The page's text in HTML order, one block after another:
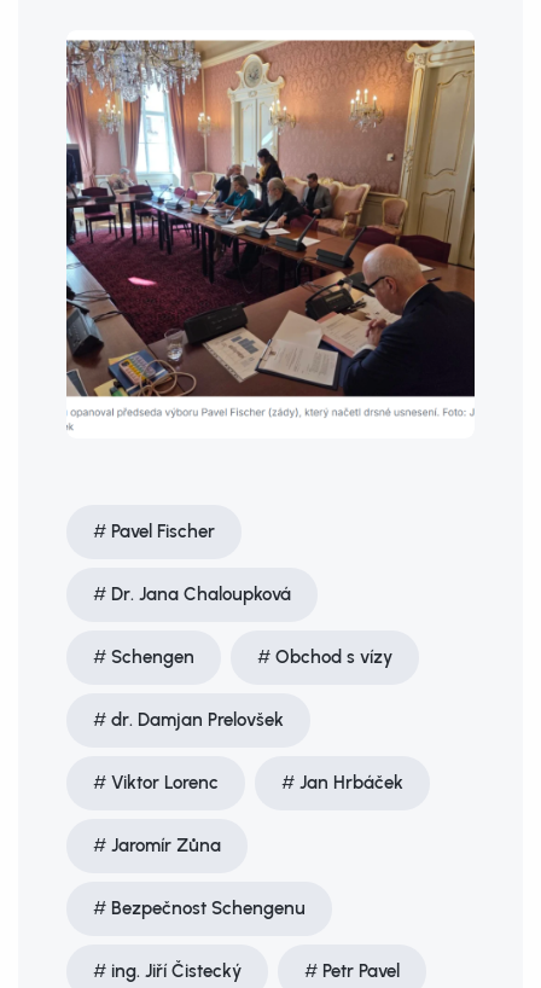
Pavel Fischer
Dr. Jana Chaloupková
Schengen Obchod s vízy
dr. Damjan Prelovšek
Viktor Lorenc Jan Hrbáček
Jaromír Zůna
Bezpečnost Schengenu
ing. Jiří Čistecký Petr Pavel